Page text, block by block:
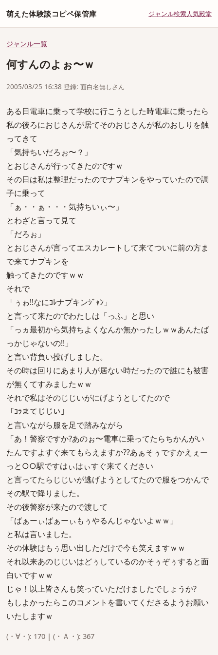
萌えた体験談コピペ保管庫 ジャンル検索人気殿堂
ジャンル一覧
何すんのよぉ〜ｗ
2005/03/25 16:38 登録: 面白名無しさん
ある日電車に乗って学校に行こうとした時電車に乗ったら
私の後ろにおじさんが居てそのおじさんが私のおしりを触
ってきて
「気持ちいだろぉ〜？」
とおじさんが行ってきたのですｗ
その日は私は整理だったのでナプキンをやっていたので調
子に乗って
「ぁ・・ぁ・・・気持ちいぃ〜」
とわざと言って見て
「だろぉ」
とおじさんが言ってエスカレートして来てついに前の方ま
で来てナプキンを
触ってきたのですｗｗ
それで
「ぅゎ!!なにｺﾚナプキンｼﾞｬﾝ」
と言って来たのでわたしは「っふ」と思い
「っヵ最初から気持ちよくなんか無かったしｗｗあんたば
っかじゃないの!!」
と言い背負い投げしました。
その時は回りにあまり人が居ない時だったので誰にも被害
が無くてすみましたｗｗ
それで私はそのじじいがにげようとしてたので
「ｺﾗまてじじい」
と言いながら服を足で踏みながら
「あ！警察ですか?あのぉ〜電車に乗ってたらちかんがい
たんですよすぐ来てもらえますか??あぁそぅですかえぇー
っと○○駅ですはぃはぃすぐ来てください
と言ってたらじじいが逃げようとしてたので服をつかんで
その駅で降りました。
その後警察が来たので渡して
「ばぁーぃばぁーぃもぅやるんじゃないよｗｗ」
と私は言いました。
その体験はもぅ思い出しただけで今も笑えますｗｗ
それ以来あのじじいはどぅしているのかそぅぞぅすると面
白いですｗｗ
じゃ！以上皆さんも笑っていただけましたでしょうか?
もしよかったらこのコメントを書いてくださるようお願い
いたしますｗ
(・∀・): 170 | (・Ａ・): 367